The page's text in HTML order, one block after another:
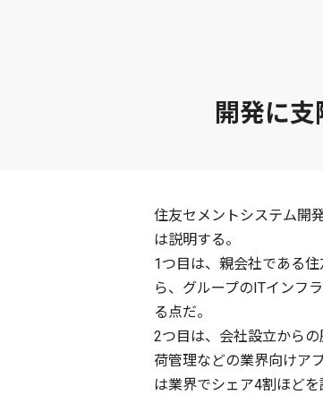
開発に
住友セメントシステム開
は説明する。
1つ目は、親会社である
ら、グループのITインフ
る点だ。
2つ目は、会社設立から
荷管理などの業界向けア
は業界でシェア4割ほどを